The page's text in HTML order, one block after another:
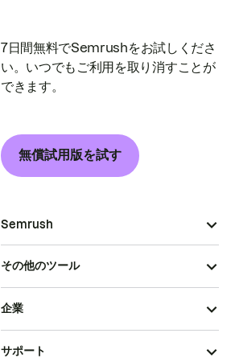
7日間無料でSemrushをお試しくださ
い。いつでもご利用を取り消すことが
できます。
無償試用版を試す
Semrush
その他のツール
企業
サポート